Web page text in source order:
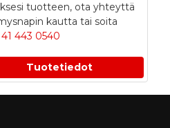
tuotteen, ota yhteyttä
kautta tai soita
443 0540
Tuotetiedot